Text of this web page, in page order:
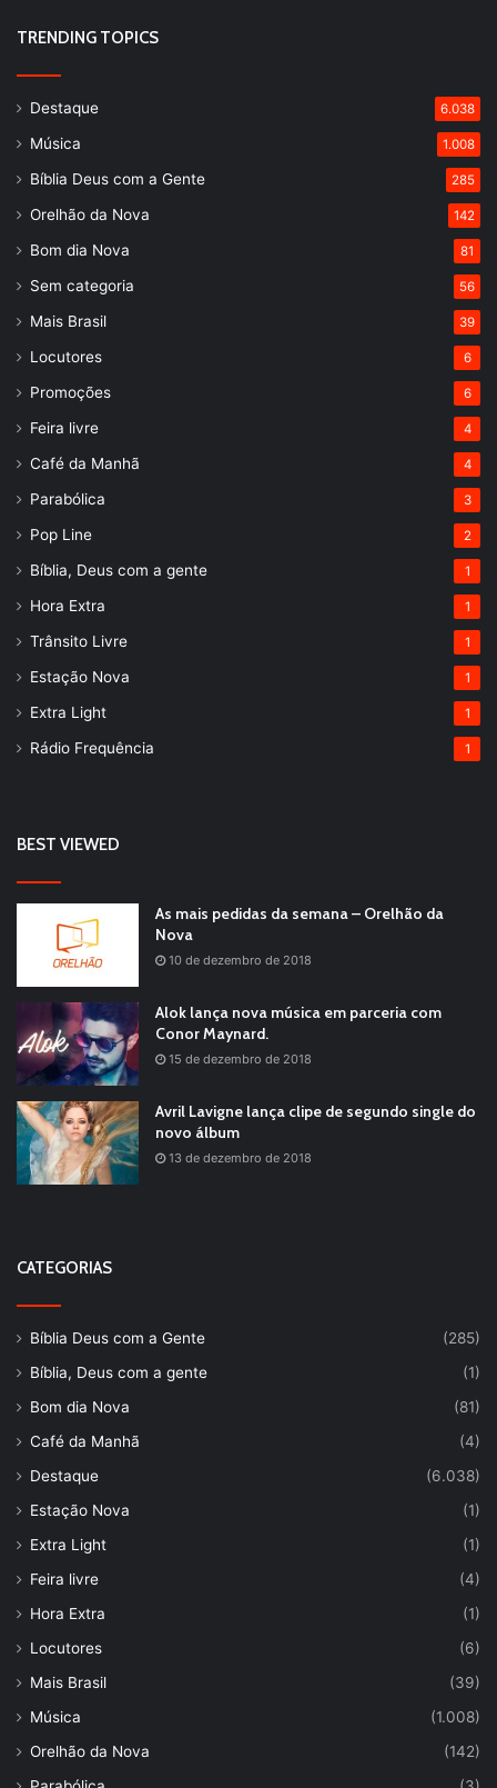
TRENDING TOPICS
Destaque 6.038
Música 1.008
Bíblia Deus com a Gente 285
Orelhão da Nova 142
Bom dia Nova 81
Sem categoria 56
Mais Brasil 39
Locutores 6
Promoções 6
Feira livre 4
Café da Manhã 4
Parabólica 3
Pop Line 2
Bíblia, Deus com a gente 1
Hora Extra 1
Trânsito Livre 1
Estação Nova 1
Extra Light 1
Rádio Frequência 1
BEST VIEWED
As mais pedidas da semana – Orelhão da
Nova
10 de dezembro de 2018
Alok lança nova música em parceria com
Conor Maynard.
15 de dezembro de 2018
Avril Lavigne lança clipe de segundo single do
novo álbum
13 de dezembro de 2018
CATEGORIAS
Bíblia Deus com a Gente
(285)
Bíblia, Deus com a gente
(1)
Bom dia Nova
(81)
Café da Manhã
(4)
Destaque
(6.038)
Estação Nova
(1)
Extra Light
(1)
Feira livre
(4)
Hora Extra
(1)
Locutores
(6)
Mais Brasil
(39)
Música
(1.008)
Orelhão da Nova
(142)